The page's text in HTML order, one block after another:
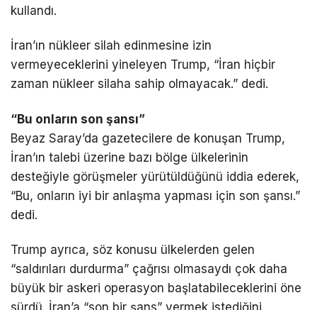
kullandı.
İran’ın nükleer silah edinmesine izin
vermeyeceklerini yineleyen Trump, “İran hiçbir
zaman nükleer silaha sahip olmayacak.” dedi.
“Bu onların son şansı”
Beyaz Saray’da gazetecilere de konuşan Trump,
İran’ın talebi üzerine bazı bölge ülkelerinin
desteğiyle görüşmeler yürütüldüğünü iddia ederek,
“Bu, onların iyi bir anlaşma yapması için son şansı.”
dedi.
Trump ayrıca, söz konusu ülkelerden gelen
“saldırıları durdurma” çağrısı olmasaydı çok daha
büyük bir askeri operasyon başlatabileceklerini öne
sürdü. İran’a “son bir şans” vermek istediğini